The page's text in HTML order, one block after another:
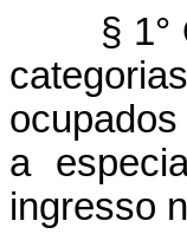
§ 1°
a
ingresso